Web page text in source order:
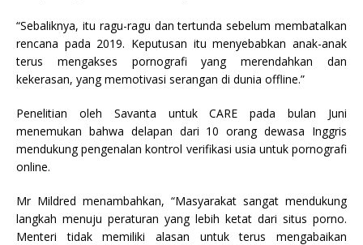
“Sebaliknya, itu ragu-ragu dan tertunda sebelum membatalkan
rencana pada 2019. Keputusan itu menyebabkan anak-anak
terus mengakses pornografi yang merendahkan dan
kekerasan, yang memotivasi serangan di dunia offline.”
Penelitian oleh Savanta untuk CARE pada bulan Juni
menemukan bahwa delapan dari 10 orang dewasa Inggris
mendukung pengenalan kontrol verifikasi usia untuk pornografi
online.
Mr Mildred menambahkan, “Masyarakat sangat mendukung
langkah menuju peraturan yang lebih ketat dari situs porno.
Menteri tidak memiliki alasan untuk terus mengabaikan